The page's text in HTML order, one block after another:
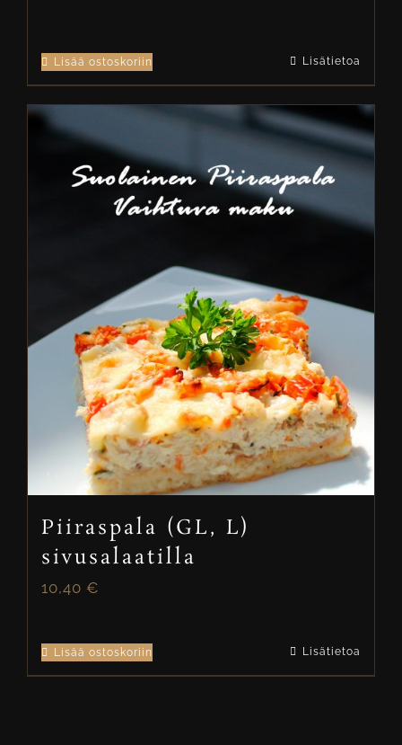
Lisää ostoskoriin Lisätietoa
Piiraspala (GL, L)
sivusalaatilla
10,40 €
Lisää ostoskoriin Lisätietoa